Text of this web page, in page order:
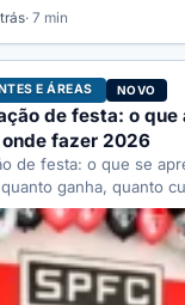
· 7 min
E ÁREAS NOVO
de festa: o que
fazer 2026
de festa: o que se
ganha, quanto